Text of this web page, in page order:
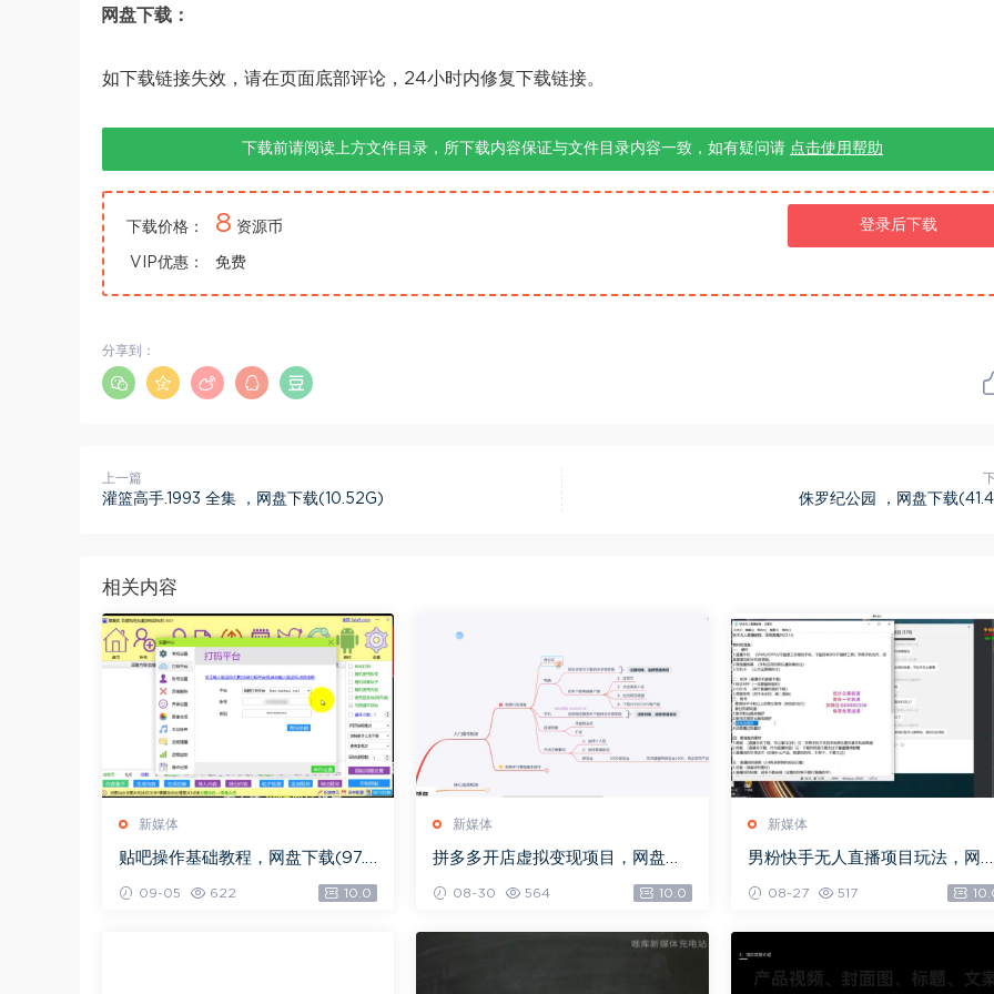
网盘下载：
如下载链接失效，请在页面底部评论，24小时内修复下载链接。
下载前请阅读上方文件目录，所下载内容保证与文件目录内容一致，如有疑问请 点击使用帮助
下载价格： 8 资源币
VIP优惠： 免费
登录后下载
分享到：
上一篇
灌篮高手.1993 全集 ，网盘下载(10.52G) 侏罗纪公园 ，网盘下载
相关内容
新媒体
贴吧操作基础教程，网盘下载(97.5
09-05 622 10.0
新媒体
拼多多开店虚拟变现项目，网盘下
08-30 564 10.0
新媒体
男粉快手无人直播项目玩法，网盘
08-27 517